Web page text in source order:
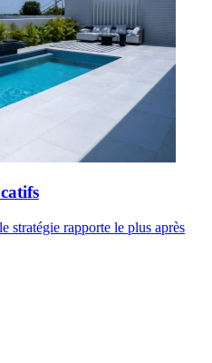
stratégie rapporte le plus après